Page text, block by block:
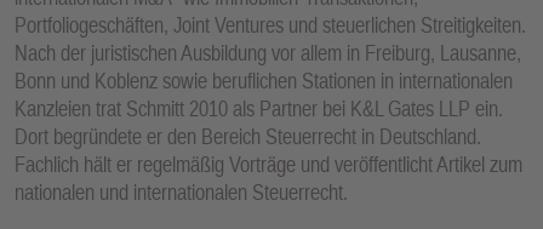
Portfoliogeschäften, Joint Ventures und steuerlichen Streitigkeiten.
Nach der juristischen Ausbildung vor allem in Freiburg, Lausanne,
Bonn und Koblenz sowie beruflichen Stationen in internationalen
Kanzleien trat Schmitt 2010 als Partner bei K&L Gates LLP ein.
Dort begründete er den Bereich Steuerrecht in Deutschland.
Fachlich hält er regelmäßig Vorträge und veröffentlicht Artikel zum
nationalen und internationalen Steuerrecht.